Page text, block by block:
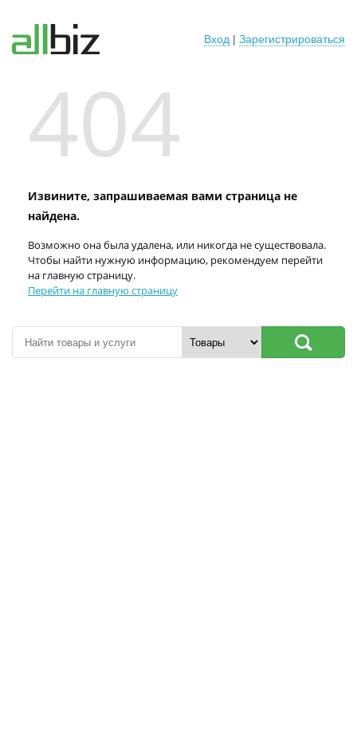
Вход | Зарегистрироваться
404
Извините, запрашиваемая вами страница не
найдена.
Возможно она была удалена, или никогда не существовала.
Чтобы найти нужную информацию, рекомендуем перейти
на главную страницу.
Перейти на главную страницу